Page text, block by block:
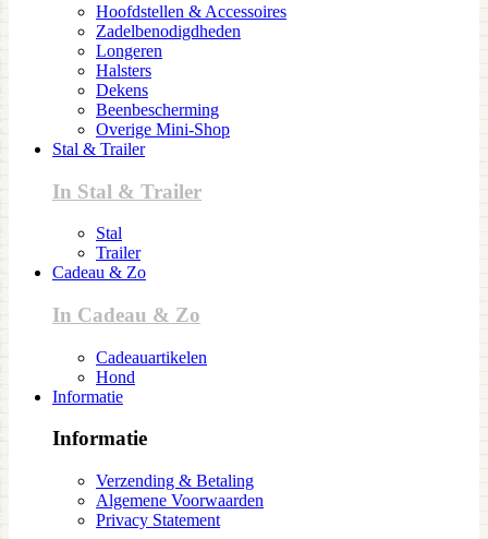
Hoofdstellen & Accessoires
Zadelbenodigdheden
Longeren
Halsters
Dekens
Beenbescherming
Overige Mini-Shop
Stal & Trailer
In Stal & Trailer
Stal
Trailer
Cadeau & Zo
In Cadeau & Zo
Cadeauartikelen
Hond
Informatie
Informatie
Verzending & Betaling
Algemene Voorwaarden
Privacy Statement